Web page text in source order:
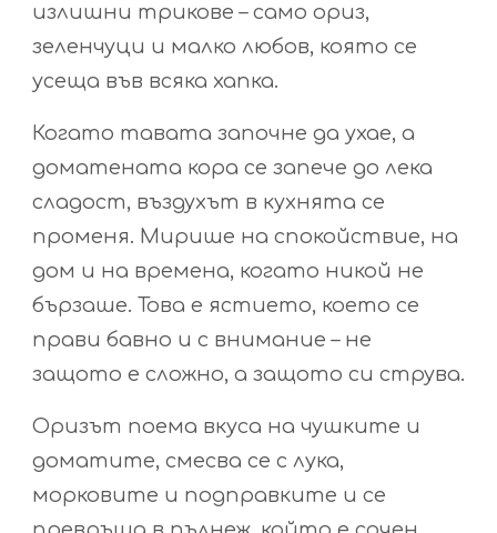
излишни трикове – само ориз,
зеленчуци и малко любов, която се
усеща във всяка хапка.
Когато тавата започне да ухае, а
доматената кора се запече до лека
сладост, въздухът в кухнята се
променя. Мирише на спокойствие, на
дом и на времена, когато никой не
бързаше. Това е ястието, което се
прави бавно и с внимание – не
защото е сложно, а защото си струва.
Оризът поема вкуса на чушките и
доматите, смесва се с лука,
морковите и подправките и се